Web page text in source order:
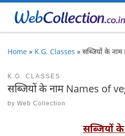
Skip to content
Home » K.G. Classes » सब्जियों के
K.G. CLASSES
सब्जियों के नाम Names of
by Web Collection
सब्जियों